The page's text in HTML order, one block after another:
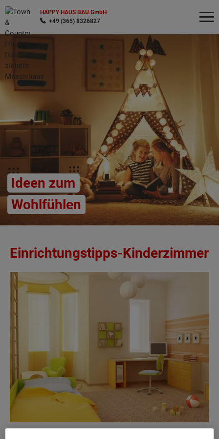
HAPPY HAUS BAU GmbH
+49 (365) 8326827
Ideen zum
Wohlfühlen
Einrichtungstipps-Kinderzimmer
Wonach möchten Sie suchen?